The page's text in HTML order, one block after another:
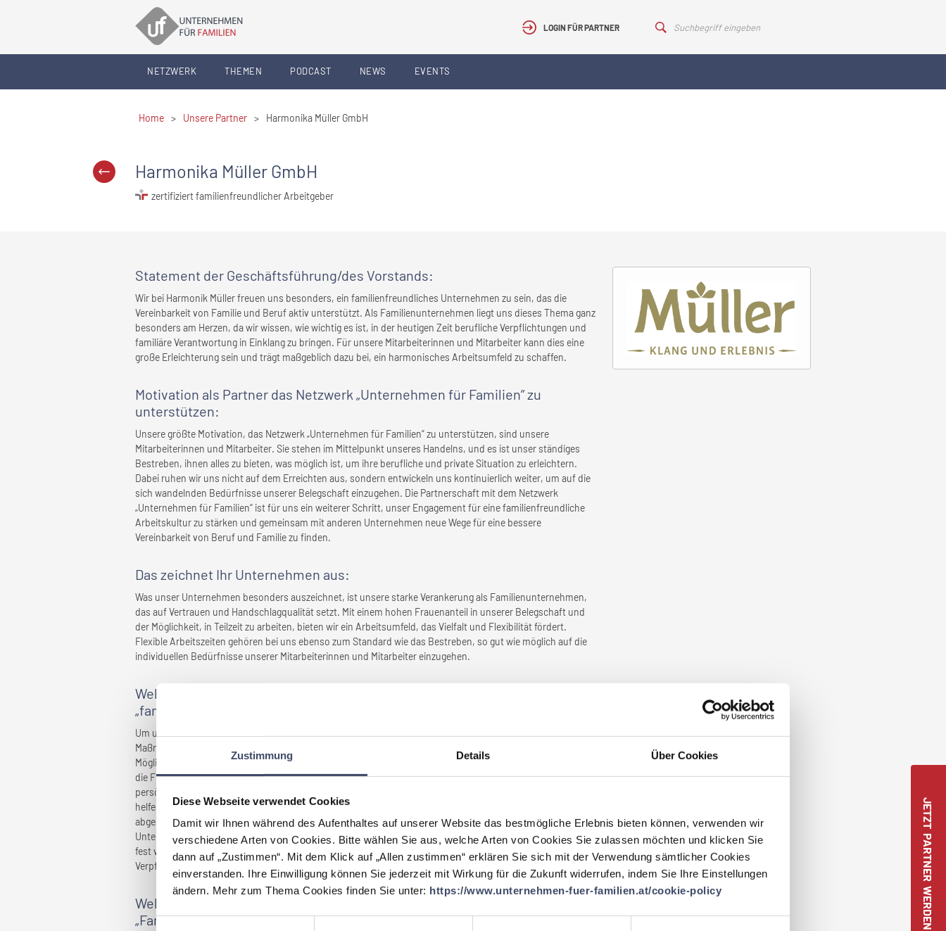
Zustimmung Details Über Cookies
Diese Webseite verwendet Cookies
Damit wir Ihnen während des Aufenthaltes auf unserer Website das bestmögliche Erlebnis bieten können, verwenden wir
verschiedene Arten von Cookies. Bitte wählen Sie aus, welche Arten von Cookies Sie zulassen möchten und klicken Sie
dann auf „Zustimmen“. Mit dem Klick auf „Allen zustimmen“ erklären Sie sich mit der Verwendung sämtlicher Cookies
einverstanden. Ihre Einwilligung können Sie jederzeit mit Wirkung für die Zukunft widerrufen, indem Sie Ihre Einstellungen
ändern. Mehr zum Thema Cookies finden Sie unter: https://www.unternehmen-fuer-familien.at/cookie-policy
Einwilligungsauswahl
LOGIN FÜR PARTNER
NETZWERK THEMEN PODCAST NEWS EVENTS
JETZT PARTNER WERDEN
Home > Unsere Partner > Harmonika Müller GmbH
Harmonika Müller GmbH
zertifiziert familienfreundlicher Arbeitgeber
Statement der Geschäftsführung/des Vorstands:
Wir bei Harmonik Müller freuen uns besonders, ein familienfreundliches Unternehmen zu sein, das die
Vereinbarkeit von Familie und Beruf aktiv unterstützt. Als Familienunternehmen liegt uns dieses Thema ganz
besonders am Herzen, da wir wissen, wie wichtig es ist, in der heutigen Zeit berufliche Verpflichtungen und
familiäre Verantwortung in Einklang zu bringen. Für unsere Mitarbeiterinnen und Mitarbeiter kann dies eine
große Erleichterung sein und trägt maßgeblich dazu bei, ein harmonisches Arbeitsumfeld zu schaffen.
Motivation als Partner das Netzwerk „Unternehmen für Familien” zu
unterstützen:
Unsere größte Motivation, das Netzwerk „Unternehmen für Familien“ zu unterstützen, sind unsere
Mitarbeiterinnen und Mitarbeiter. Sie stehen im Mittelpunkt unseres Handelns, und es ist unser ständiges
Bestreben, ihnen alles zu bieten, was möglich ist, um ihre berufliche und private Situation zu erleichtern.
Dabei ruhen wir uns nicht auf dem Erreichten aus, sondern entwickeln uns kontinuierlich weiter, um auf die
sich wandelnden Bedürfnisse unserer Belegschaft einzugehen. Die Partnerschaft mit dem Netzwerk
„Unternehmen für Familien“ ist für uns ein weiterer Schritt, unser Engagement für eine familienfreundliche
Arbeitskultur zu stärken und gemeinsam mit anderen Unternehmen neue Wege für eine bessere
Vereinbarkeit von Beruf und Familie zu finden.
Das zeichnet Ihr Unternehmen aus:
Was unser Unternehmen besonders auszeichnet, ist unsere starke Verankerung als Familienunternehmen,
das auf Vertrauen und Handschlagqualität setzt. Mit einem hohen Frauenanteil in unserer Belegschaft und
der Möglichkeit, in Teilzeit zu arbeiten, bieten wir ein Arbeitsumfeld, das Vielfalt und Flexibilität fördert.
Flexible Arbeitszeiten gehören bei uns ebenso zum Standard wie das Bestreben, so gut wie möglich auf die
individuellen Bedürfnisse unserer Mitarbeiterinnen und Mitarbeiter einzugehen.
Welche Maßnahmen wurden gesetzt, die
„familienfreundlich” gemacht haben?
Um unser Unternehmen als besonders familienfreundlich zu gestalten, setzen wir auf eine Vielzahl von
Maßnahmen, die die Vereinbarkeit von Beruf und Familie aktiv unterstützen. Flexible Arbeitszeiten und die
Möglichkeit zur Heimarbeit in bestimmten Arbeitsbereichen geben unseren Mitarbeiterinnen und Mitarbeitern
die Freiheit, ihren Arbeitsalltag individuell zu gestalten. Teilzeitmodelle bieten zusätzliche Flexibilität, um auf
persönliche Lebenssituationen optimal eingehen zu können. Regelmäßige Mitarbeiter:innen-Befragungen
helfen uns, die Bedürfnisse und Wünsche unserer Belegschaft kontinuierlich zu erfassen und darauf
abgestimmte Lösungen zu entwickeln. Ein weiterer wichtiger Schritt ist die Erarbeitung eines
Unternehmensleitbilds, das die Vereinbarkeit von Beruf und Familie sowohl nach innen als auch nach außen
fest verankert. Diese Maßnahmen tragen dazu bei, ein Umfeld zu schaffen, in dem berufliche und private
Verpflichtungen harmonisch miteinander vereinbar sind.
Welche Vorteile haben sich für
„Familienfreundlichkeit” ergeben?